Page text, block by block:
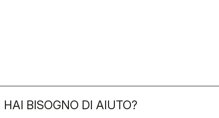
HAI BISOGNO DI AIUTO?